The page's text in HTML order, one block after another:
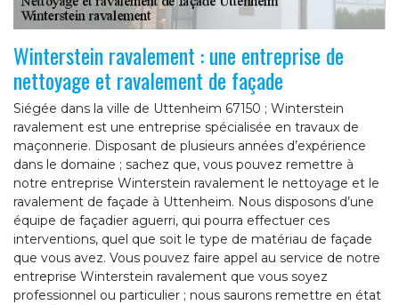
Winterstein ravalement : une entreprise de
nettoyage et ravalement de façade
Siégée dans la ville de Uttenheim 67150 ; Winterstein
ravalement est une entreprise spécialisée en travaux de
maçonnerie. Disposant de plusieurs années d’expérience
dans le domaine ; sachez que, vous pouvez remettre à
notre entreprise Winterstein ravalement le nettoyage et le
ravalement de façade à Uttenheim. Nous disposons d’une
équipe de façadier aguerri, qui pourra effectuer ces
interventions, quel que soit le type de matériau de façade
que vous avez. Vous pouvez faire appel au service de notre
entreprise Winterstein ravalement que vous soyez
professionnel ou particulier ; nous saurons remettre en état